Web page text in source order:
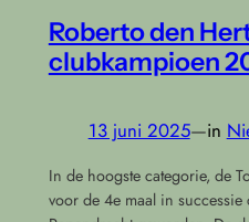
Roberto den
clubkampioen
13 juni 2025—in
In de hoogste categorie, de
voor de 4e maal in